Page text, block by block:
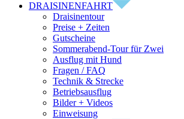
DRAISINENFAHRT
Draisinentour
Preise + Zeiten
Gutscheine
Sommerabend-Tour für Zwei
Ausflug mit Hund
Fragen / FAQ
Technik & Strecke
Betriebsausflug
Bilder + Videos
Einweisung